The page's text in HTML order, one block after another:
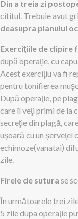
Din a treia zi
cititul. Trebuie avut
deasupra planului
Exerciţiile de clipire
după operaţie, cu
Acest exerciţiu va fi
pentru tonifierea
După operaţie, pe
care îl veţi primi de la
secreţie din plagă,
uşoară cu un
echimoze(vanatai)
zile.
Firele de sutura se
În următoarele trei
5 zile dupa operaţie